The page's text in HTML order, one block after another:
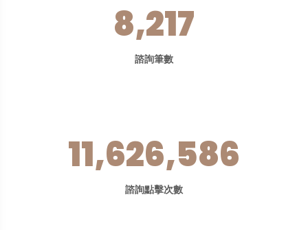
8,217
諮詢筆數
11,626,586
諮詢點擊次數